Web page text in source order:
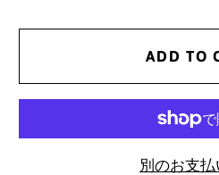
ADD TO
別のお支